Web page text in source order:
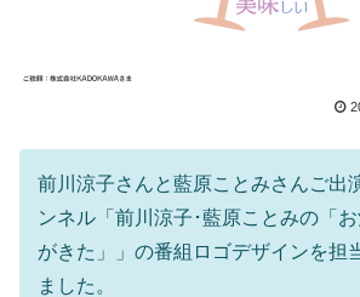
前川涼子さんと藍原ことみさんご出
ンネル「前川涼子･藍原ことみの「
がきた」」の番組ロゴデザインを担
ました。